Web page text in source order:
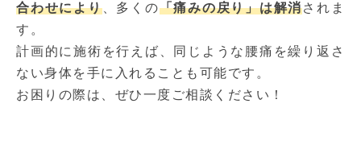
合わせにより、多くの「痛みの戻り」は解消されま
す。
計画的に施術を行えば、同じような腰痛を繰り返さ
ない身体を手に入れることも可能です。
お困りの際は、ぜひ一度ご相談ください！